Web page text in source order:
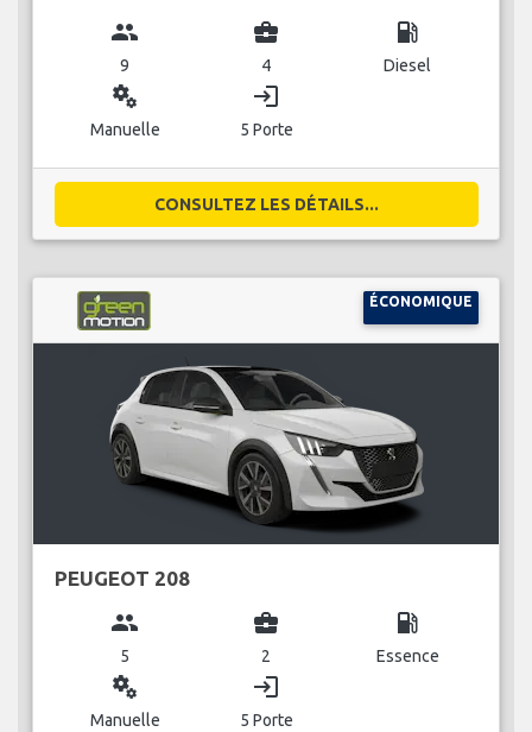
group
9
business_center
4
local_gas_station
Diesel
miscellaneous_services
Manuelle
login
5 Porte
CONSULTEZ LES DÉTAILS...
ÉCONOMIQUE
PEUGEOT 208
group
5
business_center
2
local_gas_station
Essence
miscellaneous_services
Manuelle
login
5 Porte